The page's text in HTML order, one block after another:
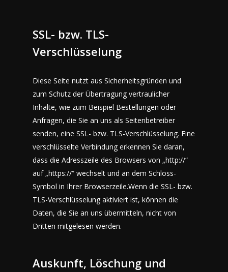
SSL- bzw. TLS-
Verschlüsselung
Diese Seite nutzt aus Sicherheitsgründen und
zum Schutz der Übertragung vertraulicher
Inhalte, wie zum Beispiel Bestellungen oder
Anfragen, die Sie an uns als Seitenbetreiber
senden, eine SSL- bzw. TLS-Verschlüsselung. Eine
verschlüsselte Verbindung erkennen Sie daran,
dass die Adresszeile des Browsers von „http://“
auf „https://“ wechselt und an dem Schloss-
Symbol in Ihrer Browserzeile.Wenn die SSL- bzw.
TLS-Verschlüsselung aktiviert ist, können die
Daten, die Sie an uns übermitteln, nicht von
Dritten mitgelesen werden.
Auskunft, Löschung und